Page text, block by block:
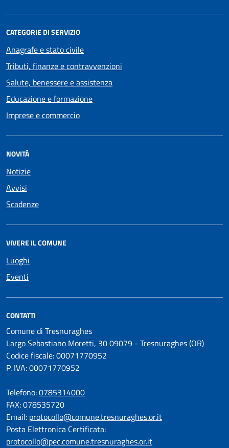
CATEGORIE DI SERVIZIO
Anagrafe e stato civile
Tributi, finanze e contravvenzioni
Salute, benessere e assistenza
Educazione e formazione
Imprese e commercio
NOVITÀ
Notizie
Avvisi
Scadenze
VIVERE IL COMUNE
Luoghi
Eventi
CONTATTI
Comune di Tresnuraghes
Largo Sebastiano Moretti, 30 09079 - Tresnuraghes (OR)
Codice fiscale: 00071770952
P. IVA: 00071770952
Telefono:0785314000
FAX: 078535720
Email: protocollo@comune.tresnuraghes.or.it
Posta Elettronica Certificata:
protocollo@pec.comune.tresnuraghes.or.it